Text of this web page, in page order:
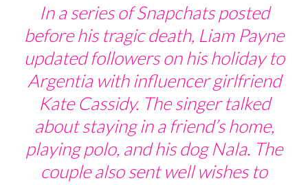
In a series of Snapchats posted
before his tragic death, Liam Payne
updated followers on his holiday to
Argentia with influencer girlfriend
Kate Cassidy. The singer talked
about staying in a friend’s home,
playing polo, and his dog Nala. The
couple also sent well wishes to